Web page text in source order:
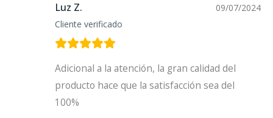
Luz Z.
Cliente verificado
09/07/2024
Adicional a la atención, la gran calidad del
producto hace que la satisfacción sea del
100%